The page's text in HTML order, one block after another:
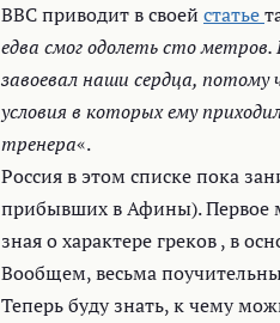
BBC приводит в своей статье
едва смог одолеть сто
завоевал наши сердца,
условия в которых ему
тренера«.
Россия в этом списке пока
прибывших в Афины). Первое
зная о характере греков , в
Вообщем, весьма
Теперь буду знать, к чему